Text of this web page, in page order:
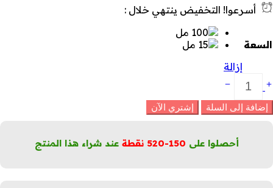
من
أسرعوا! التخفيض ينتهي خلال :
السعة
إزالة
حليبي
متعدد
الوظائف
إضافة إلى السلة إشتري الآن
أحصلوا على 150-520 نقطة عند شراء هذا المنتج